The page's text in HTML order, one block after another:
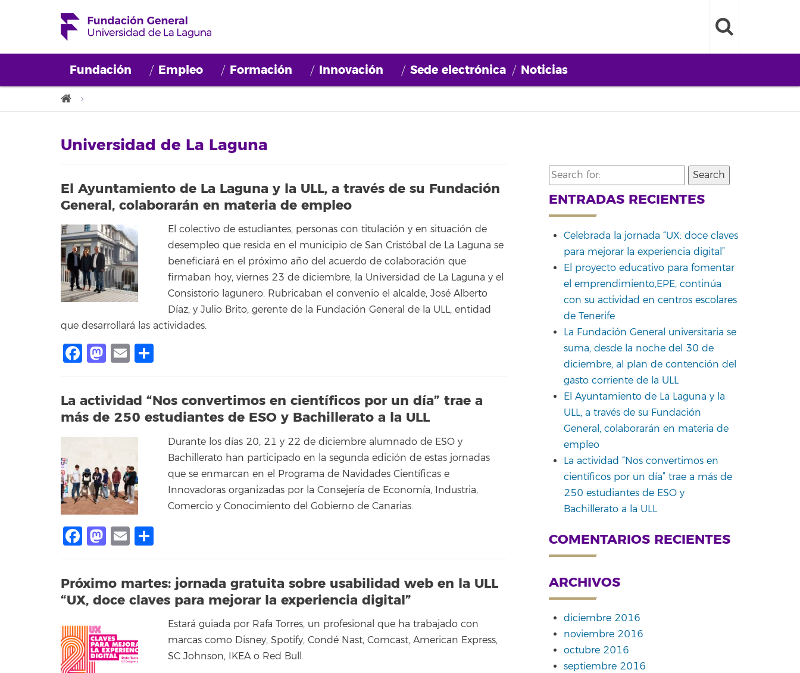
Fundación Empleo Formación Innovación Sede electrónica Noticias
Universidad de La Laguna
El Ayuntamiento de La Laguna y la ULL, a través de su Fundación
General, colaborarán en materia de empleo
El colectivo de estudiantes, personas con titulación y en situación de
desempleo que resida en el municipio de San Cristóbal de La Laguna se
beneficiará en el próximo año del acuerdo de colaboración que
firmaban hoy, viernes 23 de diciembre, la Universidad de La Laguna y el
Consistorio lagunero. Rubricaban el convenio el alcalde, José Alberto
Díaz, y Julio Brito, gerente de la Fundación General de la ULL, entidad
que desarrollará las actividades.
Facebook
Mastodon
Email
La actividad “Nos convertimos en científicos por un día” trae a
más de 250 estudiantes de ESO y Bachillerato a la ULL
Durante los días 20, 21 y 22 de diciembre alumnado de ESO y
Bachillerato han participado en la segunda edición de estas jornadas
que se enmarcan en el Programa de Navidades Científicas e
Innovadoras organizadas por la Consejería de Economía, Industria,
Comercio y Conocimiento del Gobierno de Canarias.
Facebook
Mastodon
Email
Próximo martes: jornada gratuita sobre usabilidad web en la ULL
“UX, doce claves para mejorar la experiencia digital”
Estará guiada por Rafa Torres, un profesional que ha trabajado con
marcas como Disney, Spotify, Condé Nast, Comcast, American Express,
SC Johnson, IKEA o Red Bull.
Search
for:
ENTRADAS RECIENTES
Celebrada la jornada “UX: doce claves
para mejorar la experiencia digital”
El proyecto educativo para fomentar
el emprendimiento,EPE, continúa
con su actividad en centros escolares
de Tenerife
La Fundación General universitaria se
suma, desde la noche del 30 de
diciembre, al plan de contención del
gasto corriente de la ULL
El Ayuntamiento de La Laguna y la
ULL, a través de su Fundación
General, colaborarán en materia de
empleo
La actividad “Nos convertimos en
científicos por un día” trae a más de
250 estudiantes de ESO y
Bachillerato a la ULL
COMENTARIOS RECIENTES
ARCHIVOS
diciembre 2016
noviembre 2016
octubre 2016
septiembre 2016